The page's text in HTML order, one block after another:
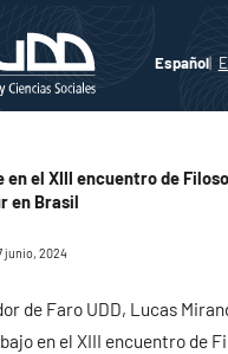
Español
en el XIII encuentro de
en Brasil
junio, 2024
de Faro UDD, Lucas
en el XIII encuentro de